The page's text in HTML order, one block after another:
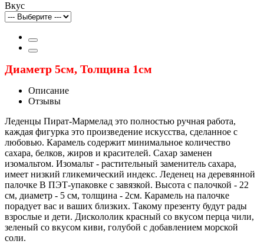
Вкус
Диаметр 5см, Толщина 1см
Описание
Отзывы
Леденцы Пират-Мармелад это полностью ручная работа,
каждая фигурка это произведение искусства, сделанное с
любовью. Карамель содержит минимальное количество
сахара, белков, жиров и красителей. Сахар заменен
изомальтом. Изомальт - растительный заменитель сахара,
имеет низкий гликемический индекс. Леденец на деревянной
палочке В ПЭТ-упаковке с завязкой. Высота с палочкой - 22
см, диаметр - 5 см, толщина - 2см. Карамель на палочке
порадует вас и ваших близких. Такому презенту будут рады
взрослые и дети. Дискололик красный со вкусом перца чили,
зеленый со вкусом киви, голубой с добавлением морской
соли.